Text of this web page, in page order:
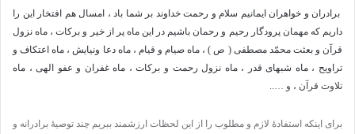
برادران و خواهران ایمانیم سلام و رحمت خداوند بر شما باد ، امسال هم افتخار این را
داریم که مهمان پرودگار رحیم و رحمان باشیم در این ماه پر از خیر و برکات ، ماه نزول
قرآن و بعثت محمّد مصطفی ( ص ) ، ماه صیام و قیام ، ماه دعا ونیایش ، ماه اعتکاف و
تراویح ، ماه شبهای قدر ، ماه نزول رحمت و برکات ، ماه غفران و عفو الهی ، ماه
تلاوت قرآن ، و …..
برای اینکه استفادۀ لازم و مطلوب را از این لحظات ارزشمند ببریم چند توصیۀ برادرانه و